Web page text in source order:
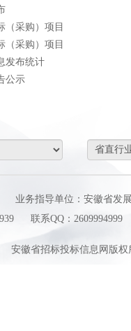
（采购）项目
（采购）项目
发布统计
公示
业务指导单位：安徽省发
联系QQ：2609994999
安徽省招标投标信息网版